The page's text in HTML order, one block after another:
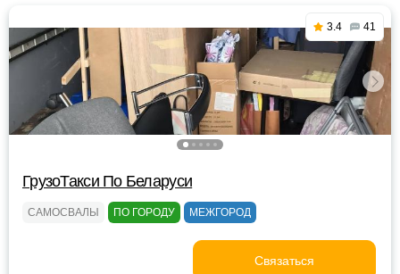
3.4 41
ГрузоТакси По Беларуси
САМОСВАЛЫ ПО ГОРОДУ МЕЖГОРОД
Связаться